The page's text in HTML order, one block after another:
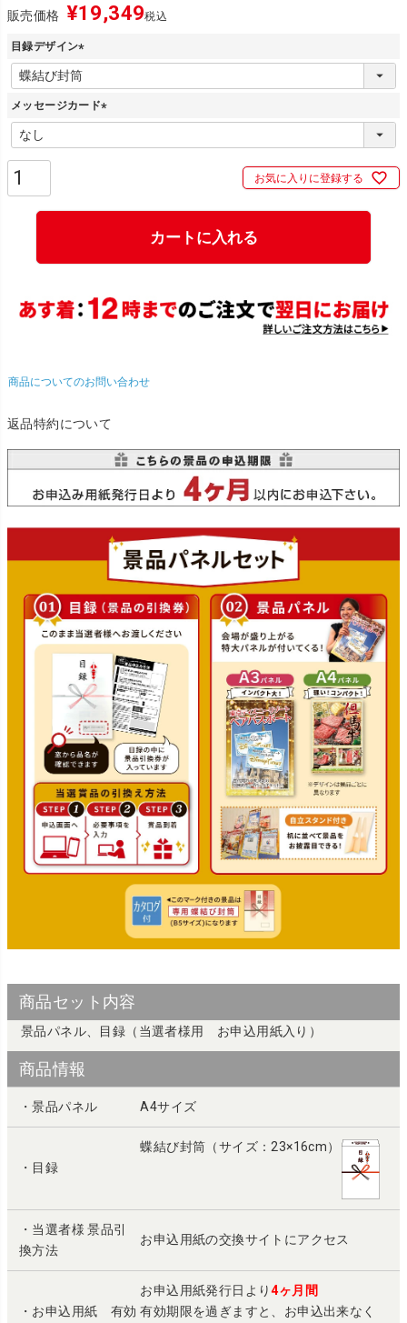
販売価格 ¥19,349税込
目録デザイン
(
必
須
)
メッセージカード
必
お気に入りに登録する
カートに入れる
商品についてのお問い合わせ
返品特約について
商品セット内容
景品パネル、目録（当選者様用 お申込用紙入り）
商品情報
・景品パネル A4サイズ
・目録
蝶結び封筒（サイズ：23×16cm）
・当選者様 景品引
換方法
お申込用紙の交換サイトにアクセス
・お申込用紙 有効
お申込用紙発行日より4ヶ月間
有効期限を過ぎますと、お申込出来なく